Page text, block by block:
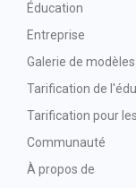
Éducation
Entreprise
Galerie de modèles
Tarification de
Tarification pour
Communauté
À propos de